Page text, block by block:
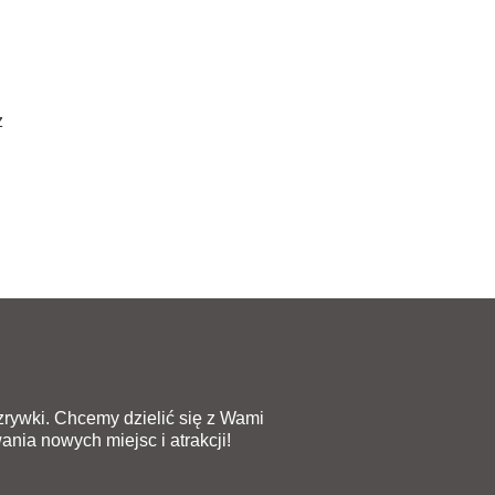
Chcemy dzielić się z Wami
nowych miejsc i atrakcji!